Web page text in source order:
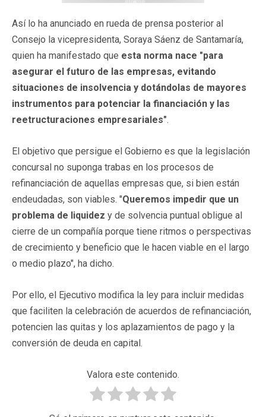
Así lo ha anunciado en rueda de prensa posterior al
Consejo la vicepresidenta, Soraya Sáenz de Santamaría,
quien ha manifestado que esta norma nace "para
asegurar el futuro de las empresas, evitando
situaciones de insolvencia y dotándolas de mayores
instrumentos para potenciar la financiación y las
reetructuraciones empresariales".
El objetivo que persigue el Gobierno es que la legislación
concursal no suponga trabas en los procesos de
refinanciación de aquellas empresas que, si bien están
endeudadas, son viables. "Queremos impedir que un
problema de liquidez y de solvencia puntual obligue al
cierre de un compañía porque tiene ritmos o perspectivas
de crecimiento y beneficio que le hacen viable en el largo
o medio plazo", ha dicho.
Por ello, el Ejecutivo modifica la ley para incluir medidas
que faciliten la celebración de acuerdos de refinanciación,
potencien las quitas y los aplazamientos de pago y la
conversión de deuda en capital.
Valora este contenido.